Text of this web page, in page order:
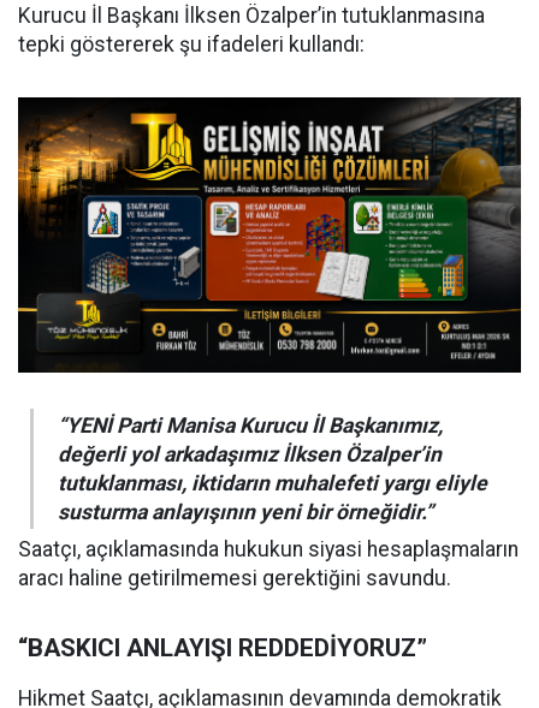
Kurucu İl Başkanı İlksen Özalper’in tutuklanmasına
tepki göstererek şu ifadeleri kullandı:
“YENİ Parti Manisa Kurucu İl Başkanımız,
değerli yol arkadaşımız İlksen Özalper’in
tutuklanması, iktidarın muhalefeti yargı eliyle
susturma anlayışının yeni bir örneğidir.”
Saatçı, açıklamasında hukukun siyasi hesaplaşmaların
aracı haline getirilmemesi gerektiğini savundu.
“BASKICI ANLAYIŞI REDDEDİYORUZ”
Hikmet Saatçı, açıklamasının devamında demokratik